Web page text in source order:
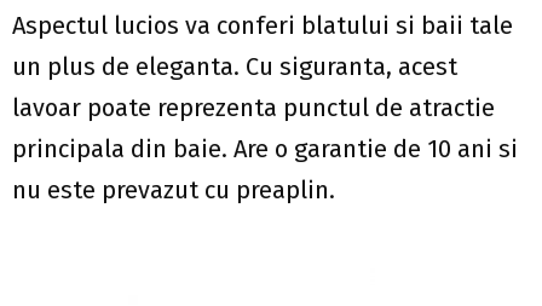
Aspectul lucios va conferi blatului si baii tale
un plus de eleganta. Cu siguranta, acest
lavoar poate reprezenta punctul de atractie
principala din baie. Are o garantie de 10 ani si
nu este prevazut cu preaplin.